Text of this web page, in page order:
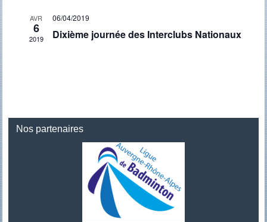
AVR
6
2019
06/04/2019
Dixième journée des Interclubs Nationaux
Nos partenaires